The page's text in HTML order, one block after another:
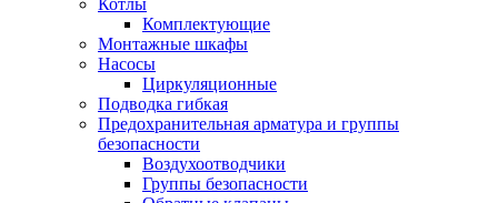
Котлы
Комплектующие
Монтажные шкафы
Насосы
Циркуляционные
Подводка гибкая
Предохранительная арматура и группы
безопасности
Воздухоотводчики
Группы безопасности